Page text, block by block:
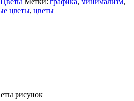
цветы, цветы
рисунок